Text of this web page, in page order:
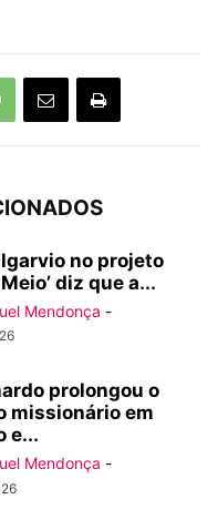
no projeto
diz que a...
Mendonça -
prolongou o
missionário em
e...
Mendonça -